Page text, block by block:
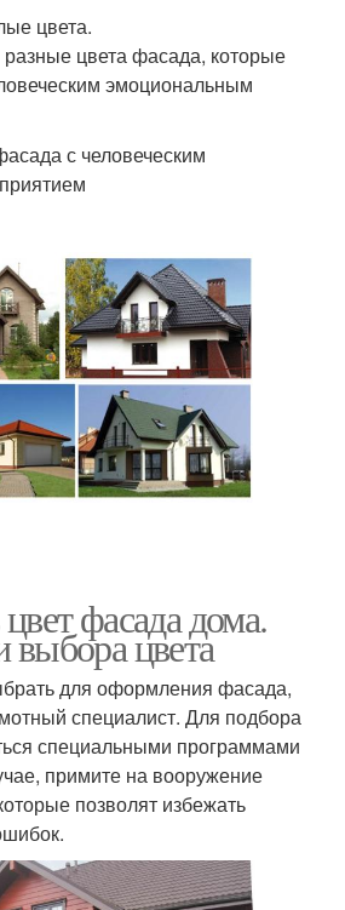
цвета.
цвета фасада, которые
эмоциональным
с человеческим
фасада дома.
выбора цвета
для оформления фасада,
специалист. Для подбора
специальными программами
примите на вооружение
позволят избежать